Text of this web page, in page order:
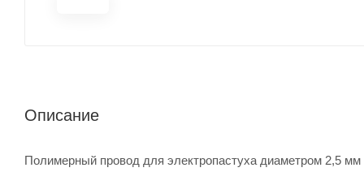
Описание
Полимерный провод для электропастуха диаметром 2,5